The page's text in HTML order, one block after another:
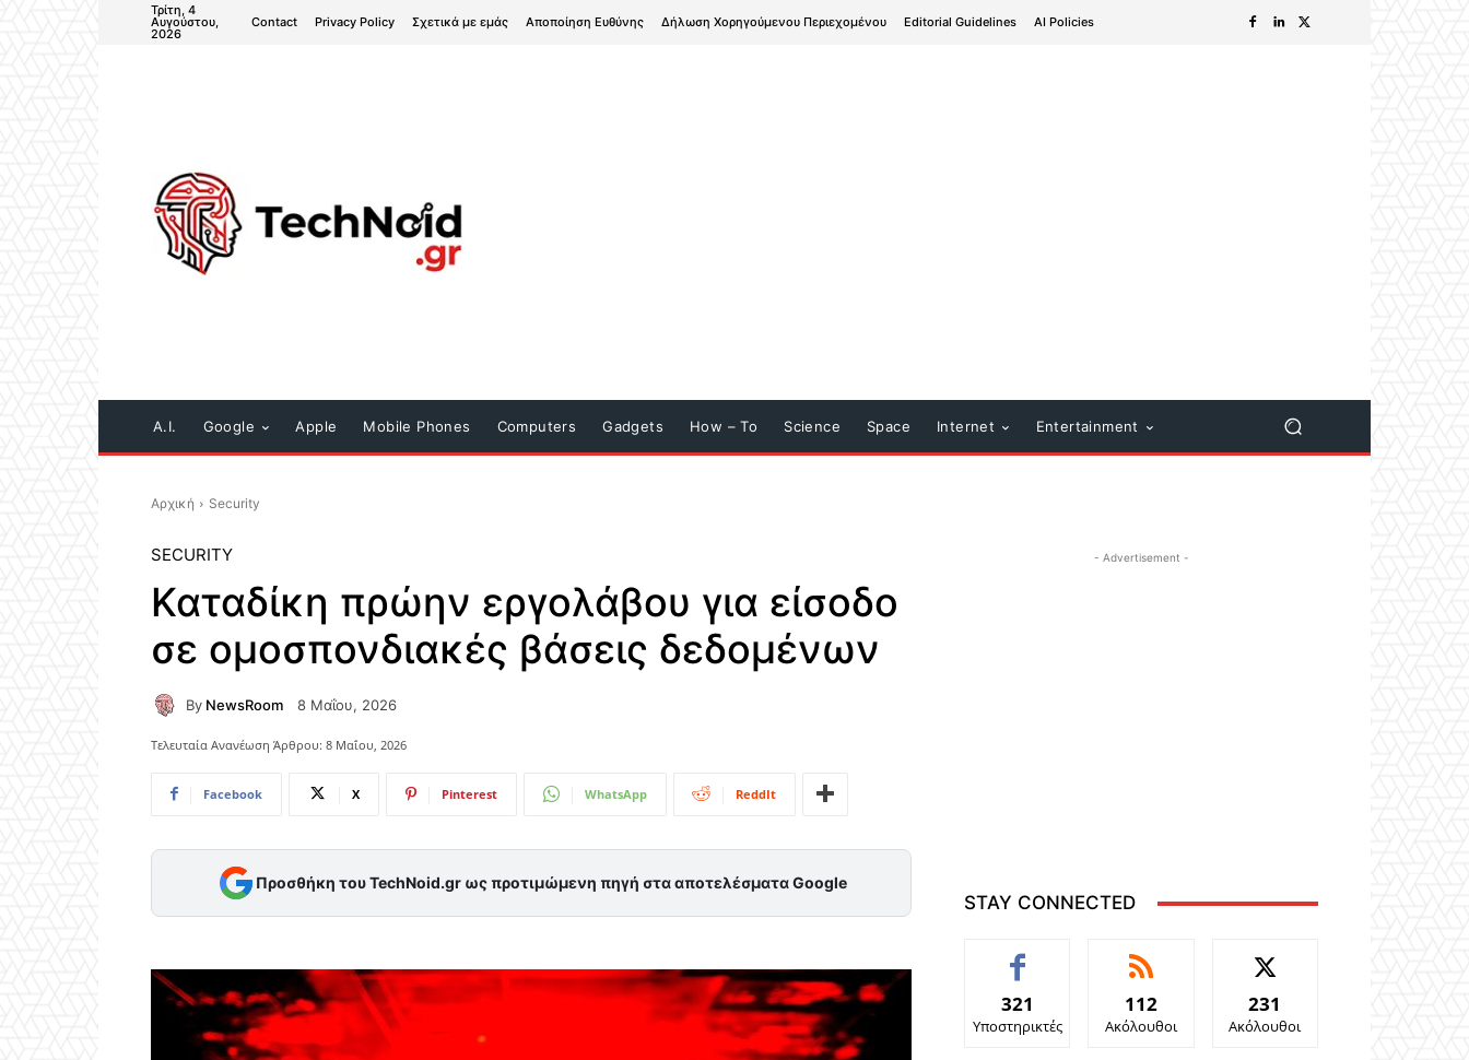
Τρίτη, 4
Αυγούστου,
2026
Contact Privacy Policy Σχετικά με εμάς Αποποίηση Ευθύνης Δήλωση Χορηγούμενου Περιεχομένου Editorial Guidelines AI Policies
A.I. Google Apple Mobile Phones Computers Gadgets How – To Science Space Internet Entertainment
Αρχική Security
SECURITY
Καταδίκη πρώην εργολάβου για είσοδο
σε ομοσπονδιακές βάσεις δεδομένων
By NewsRoom 8 Μαΐου, 2026
Τελευταία Ανανέωση Άρθρου: 8 Μαΐου, 2026
Facebook X Pinterest WhatsApp ReddIt
Προσθήκη του TechNoid.gr ως προτιμώμενη πηγή στα αποτελέσματα Google
- Advertisement -
STAY CONNECTED
321
Υποστηρικτές
112
Ακόλουθοι
231
Ακόλουθοι